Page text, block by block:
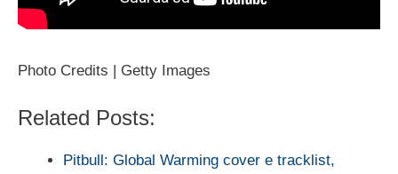
Photo Credits | Getty Images
Related Posts:
Pitbull: Global Warming cover e tracklist,